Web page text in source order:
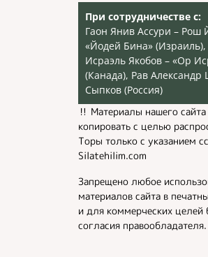
При сотрудничестве с:
Гаон Янив Ассури – Рош
«Йодей Бина» (Израиль),
Исраэль Якобов – «Ор
(Канада), Рав Александр
Сыпков (Россия)
‼️ Материалы нашего
копировать с целью
Торы только с указанием
Silatehilim.com
Запрещено любое
материалов сайта в
и для коммерческих целей
согласия правообладателя.